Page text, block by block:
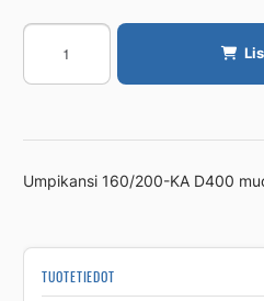
UMPIKANSI
160/200-
KA
MUOVIPUTKILLE
Umpikansi 160/200-KA D400
TUOTETIEDOT